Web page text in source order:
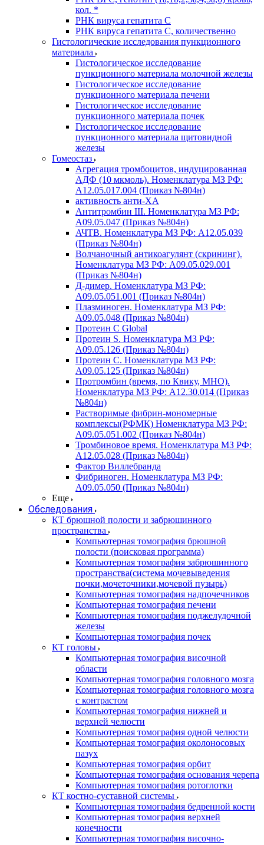
кол. *
РНК вируса гепатита C
РНК вируса гепатита C, количественно
Гистологические исследования пункционного
материала
Гистологическое исследование
пункционного материала молочной железы
Гистологическое исследование
пункционного материала печени
Гистологическое исследование
пункционного материала почек
Гистологическое исследование
пункционного материала щитовидной
железы
Гомеостаз
Агрегация тромбоцитов, индуцированная
АДФ (10 мкмоль). Номенклатура МЗ РФ:
A12.05.017.004 (Приказ №804н)
активность анти-ХА
Антитромбин III. Номенклатура МЗ РФ:
A09.05.047 (Приказ №804н)
АЧТВ. Номенклатура МЗ РФ: A12.05.039
(Приказ №804н)
Волчаночный антикоагулянт (скрининг).
Номенклатура МЗ РФ: A09.05.029.001
(Приказ №804н)
Д-димер. Номенклатура МЗ РФ:
A09.05.051.001 (Приказ №804н)
Плазминоген. Номенклатура МЗ РФ:
A09.05.048 (Приказ №804н)
Протеин C Global
Протеин S. Номенклатура МЗ РФ:
A09.05.126 (Приказ №804н)
Протеин С. Номенклатура МЗ РФ:
A09.05.125 (Приказ №804н)
Протромбин (время, по Квику, МНО).
Номенклатура МЗ РФ: A12.30.014 (Приказ
№804н)
Растворимые фибрин-мономерные
комплексы(РФМК) Номенклатура МЗ РФ:
A09.05.051.002 (Приказ №804н)
Тромбиновое время. Номенклатура МЗ РФ:
A12.05.028 (Приказ №804н)
Фактор Виллебранда
Фибриноген. Номенклатура МЗ РФ:
A09.05.050 (Приказ №804н)
Еще
Обследования
КТ брюшной полости и забрюшинного
пространства
Компьютерная томография брюшной
полости (поисковая программа)
Компьютерная томография забрюшинного
пространства(система мочевыведения
почки,мочеточники,мочевой пузырь)
Компьютерная томография надпочечников
Компьютерная томография печени
Компьютерная томография поджелудочной
железы
Компьютерная томография почек
КТ головы
Компьютерная томография височной
области
Компьютерная томография головного мозга
Компьютерная томография головного мозга
с контрастом
Компьютерная томография нижней и
верхней челюсти
Компьютерная томография одной челюсти
Компьютерная томография околоносовых
пазух
Компьютерная томография орбит
Компьютерная томография основания черепа
Компьютерная томография ротоглотки
КТ костно-суставной системы
Компьютерная томография бедренной кости
Компьютерная томография верхней
конечности
Компьютерная томография височно-